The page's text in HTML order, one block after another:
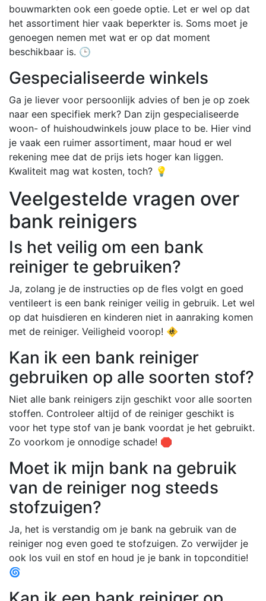
bouwmarkten ook een goede optie. Let er wel op dat
het assortiment hier vaak beperkter is. Soms moet je
genoegen nemen met wat er op dat moment
beschikbaar is. 🕒
Gespecialiseerde winkels
Ga je liever voor persoonlijk advies of ben je op zoek
naar een specifiek merk? Dan zijn gespecialiseerde
woon- of huishoudwinkels jouw place to be. Hier vind
je vaak een ruimer assortiment, maar houd er wel
rekening mee dat de prijs iets hoger kan liggen.
Kwaliteit mag wat kosten, toch? 💡
Veelgestelde vragen over
bank reinigers
Is het veilig om een bank
reiniger te gebruiken?
Ja, zolang je de instructies op de fles volgt en goed
ventileert is een bank reiniger veilig in gebruik. Let wel
op dat huisdieren en kinderen niet in aanraking komen
met de reiniger. Veiligheid voorop! 🚸
Kan ik een bank reiniger
gebruiken op alle soorten stof?
Niet alle bank reinigers zijn geschikt voor alle soorten
stoffen. Controleer altijd of de reiniger geschikt is
voor het type stof van je bank voordat je het gebruikt.
Zo voorkom je onnodige schade! 🛑
Moet ik mijn bank na gebruik
van de reiniger nog steeds
stofzuigen?
Ja, het is verstandig om je bank na gebruik van de
reiniger nog even goed te stofzuigen. Zo verwijder je
ook los vuil en stof en houd je je bank in topconditie!
🌀